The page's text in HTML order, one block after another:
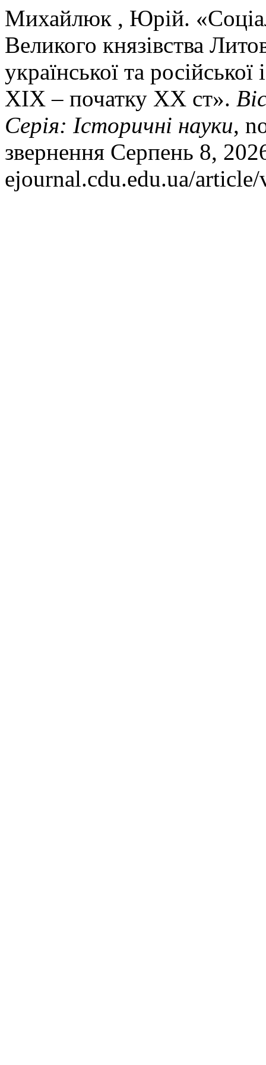
Михайлюк , Юрій.
Великого князівства
української та
ХІХ – початку ХХ ст».
Серія: Історичні науки,
звернення Серпень 8,
ejournal.cdu.edu.ua/